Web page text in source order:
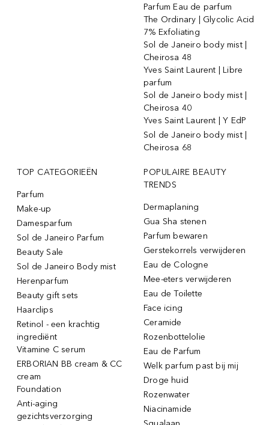
Parfum Eau de parfum
The Ordinary | Glycolic Acid
7% Exfoliating
Sol de Janeiro body mist |
Cheirosa 48
Yves Saint Laurent | Libre
parfum
Sol de Janeiro body mist |
Cheirosa 40
Yves Saint Laurent | Y EdP
Sol de Janeiro body mist |
Cheirosa 68
TOP CATEGORIEËN
Parfum
Make-up
Damesparfum
Sol de Janeiro Parfum
Beauty Sale
Sol de Janeiro Body mist
Herenparfum
Beauty gift sets
Haarclips
Retinol - een krachtig
ingrediënt
Vitamine C serum
ERBORIAN BB cream & CC
cream
Foundation
Anti-aging
gezichtsverzorging
POPULAIRE BEAUTY
TRENDS
Dermaplaning
Gua Sha stenen
Parfum bewaren
Gerstekorrels verwijderen
Eau de Cologne
Mee-eters verwijderen
Eau de Toilette
Face icing
Ceramide
Rozenbottelolie
Eau de Parfum
Welk parfum past bij mij
Droge huid
Rozenwater
Niacinamide